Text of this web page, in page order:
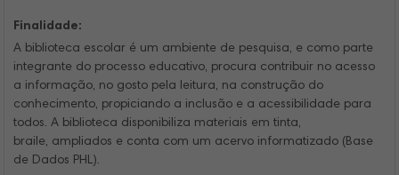
Finalidade:
A biblioteca escolar é um ambiente de pesquisa, e como parte
integrante do processo educativo, procura contribuir no acesso
a informação, no gosto pela leitura, na construção do
conhecimento, propiciando a inclusão e a acessibilidade para
todos. A biblioteca disponibiliza materiais em tinta,
braile, ampliados e conta com um acervo informatizado (Base
de Dados PHL).